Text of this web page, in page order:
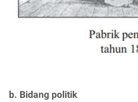
b. Bidang politik